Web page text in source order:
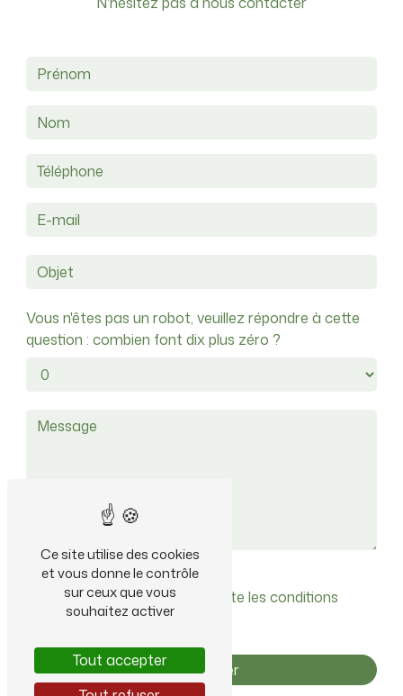
Vous n'êtes pas un robot, veuillez répondre à cette
question : combien font dix plus zéro ?
En cochant cette case, j'accepte les conditions
particulières ci-dessous **
Envoyer
Ce site utilise des cookies
et vous donne le contrôle
sur ceux que vous
souhaitez activer
Tout accepter